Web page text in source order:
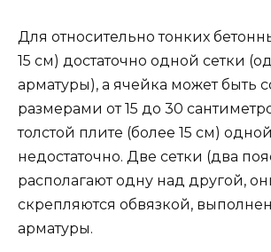
Для относительно тонких
15 см) достаточно одной сетки
арматуры), а ячейка может быть
размерами от 15 до 30
толстой плите (более 15 см)
недостаточно. Две сетки (два
располагают одну над другой,
скрепляются обвязкой,
арматуры.